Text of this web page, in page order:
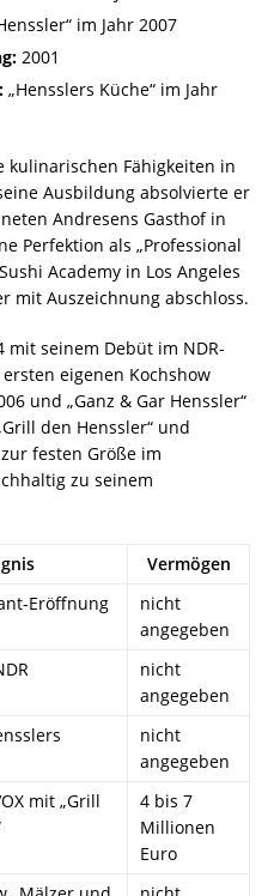
im Jahr 2007
2001
„Hensslers Küche“ im Jahr
kulinarischen Fähigkeiten in
Ausbildung absolvierte er
Andresens Gasthof in
Perfektion als „Professional
Academy in Los Angeles
mit Auszeichnung abschloss.
mit seinem Debüt im NDR-
eigenen Kochshow
und „Ganz & Gar Henssler“
den Henssler“ und
festen Größe im
zu seinem
Vermögen
Eröffnung
nicht
angegeben
nicht
angegeben
nicht
angegeben
mit „Grill
4 bis 7
Millionen
Euro